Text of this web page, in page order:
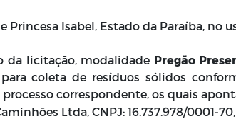
Isabel, Estado da Paraíba, no
da licitação, modalidade Pregão
coleta de resíduos sólidos
correspondente, os quais
Ltda, CNPJ: 16.737.978/0001-